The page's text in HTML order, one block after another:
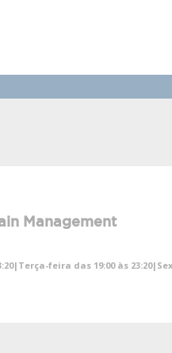
Management
feira das 19:00 às